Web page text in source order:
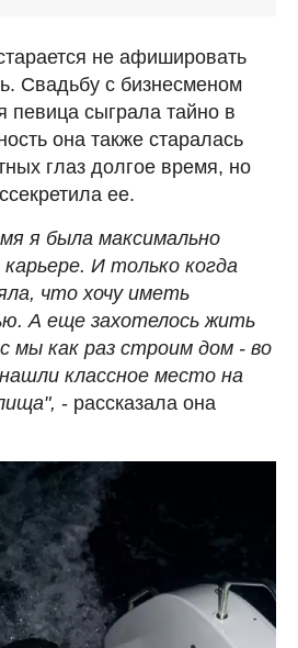
не афишировать
Свадьбу с бизнесменом
певица сыграла тайно в
она также старалась
глаз долгое время, но
ее.
я была максимально
И только когда
что хочу иметь
А еще захотелось жить
мы как раз строим дом - во
классное место на
- рассказала она